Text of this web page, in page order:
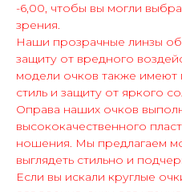
-6,00, чтобы вы могли
зрения.
Наши прозрачные линзы
защиту от вредного
модели очков также имеют
стиль и защиту от яркого
Оправа наших очков
высококачественного
ношения. Мы предлагаем
выглядеть стильно и
Если вы искали круглые